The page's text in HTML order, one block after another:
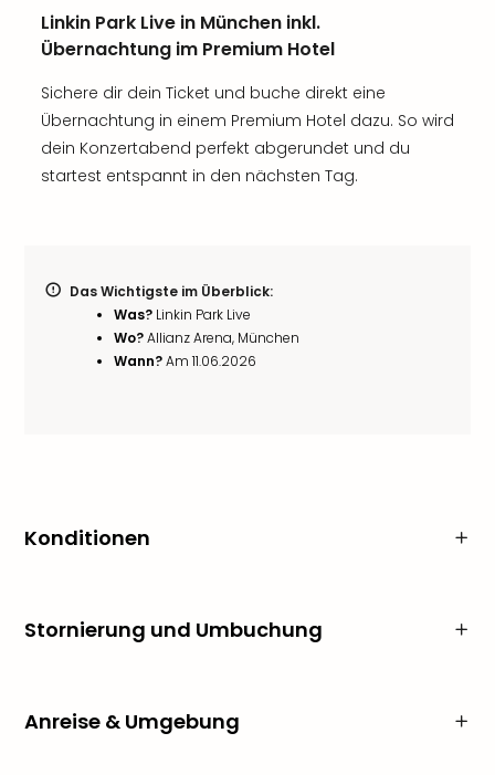
Linkin Park Live in München inkl.
Übernachtung im Premium Hotel
Sichere dir dein Ticket und buche direkt eine
Übernachtung in einem Premium Hotel dazu. So wird
dein Konzertabend perfekt abgerundet und du
startest entspannt in den nächsten Tag.
Das Wichtigste im Überblick:
Was? Linkin Park Live
Wo?Allianz Arena, München
Wann?Am 11.06.2026
Konditionen
Stornierung und Umbuchung
Anreise & Umgebung